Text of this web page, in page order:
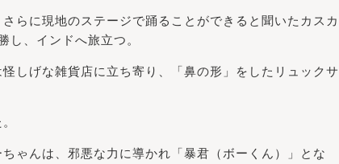
らに現地のステージで踊ることができると聞いたカスカ
し、インドへ旅立つ。
しげな雑貨店に立ち寄り、「鼻の形」をしたリュックサ
ゃんは、邪悪な力に導かれ「暴君（ボーくん）」とな